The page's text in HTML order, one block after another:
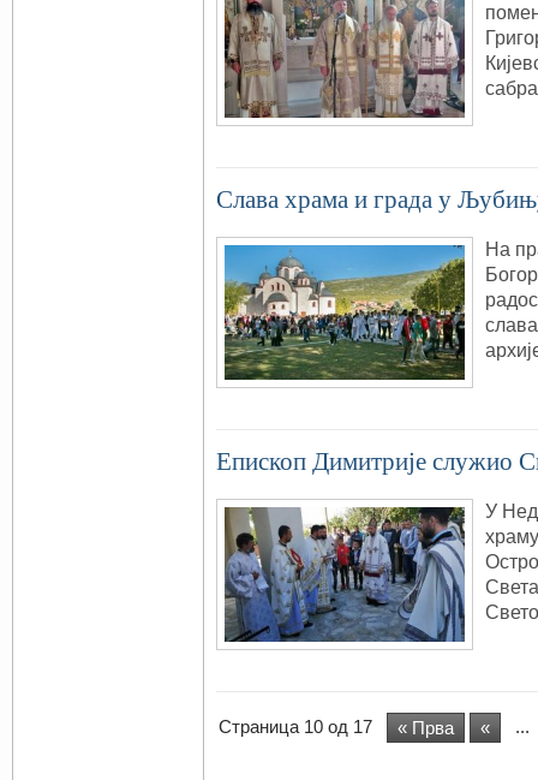
Слава храма и града у
На
Епископ Димитрије служио
У
Страница 10 од 17 « Прва « ...